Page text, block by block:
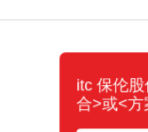
itc 保伦
合>或<方